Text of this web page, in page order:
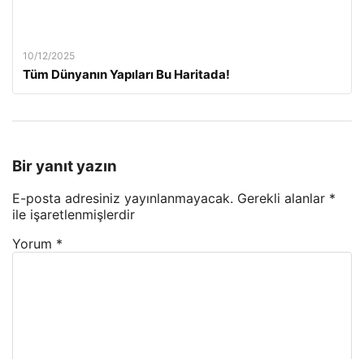
10/12/2025
Tüm Dünyanın Yapıları Bu Haritada!
Bir yanıt yazın
E-posta adresiniz yayınlanmayacak. Gerekli alanlar *
ile işaretlenmişlerdir
Yorum *